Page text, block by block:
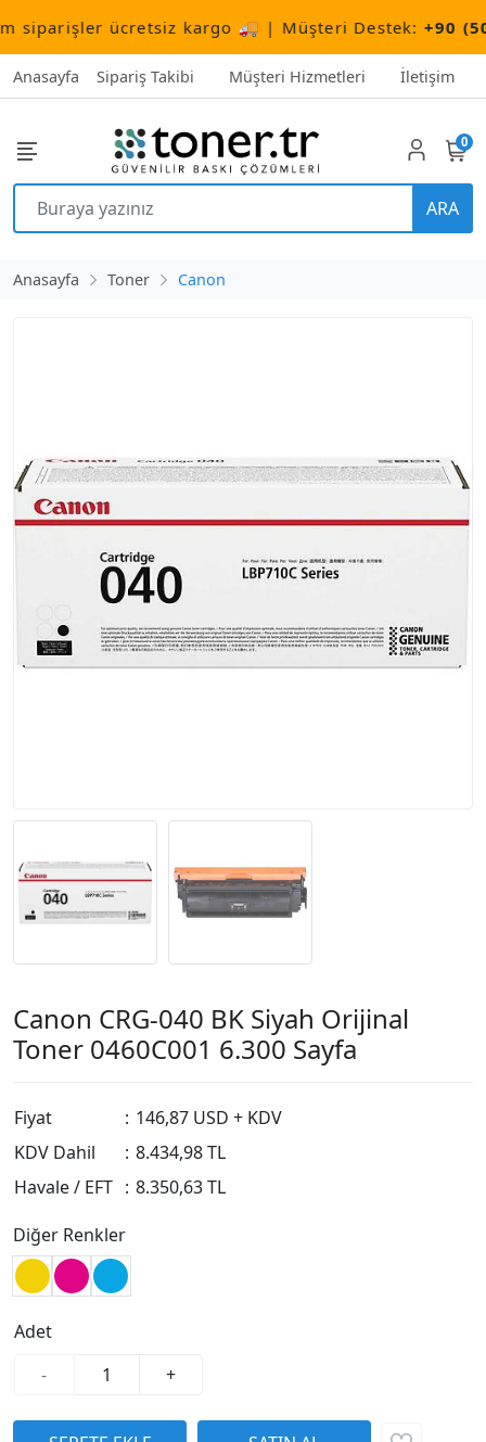
ücretsiz kargo 🚚 | Müşteri Destek:+90 (506)
Anasayfa Sipariş Takibi Müşteri Hizmetleri İletişim
ARA
0
Anasayfa Toner Canon
Canon CRG-040 BK Siyah Orijinal
Toner 0460C001 6.300 Sayfa
Fiyat : 146,87 USD + KDV
KDV Dahil
: 8.434,98 TL
Havale / EFT : 8.350,63 TL
Diğer Renkler
Adet
-
+